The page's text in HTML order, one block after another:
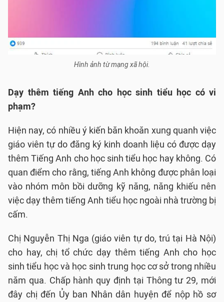
Hình ảnh từ mạng xã hội.
Dạy thêm tiếng Anh cho học sinh tiểu học có vi
phạm?
Hiện nay, có nhiều ý kiến băn khoăn xung quanh việc
giáo viên tự do đăng ký kinh doanh liệu có được dạy
thêm Tiếng Anh cho học sinh tiểu học hay không. Có
quan điểm cho rằng, tiếng Anh không được phân loại
vào nhóm môn bồi dưỡng kỹ năng, năng khiếu nên
việc dạy thêm tiếng Anh tiểu học ngoài nhà trường bị
cấm.
Chị Nguyễn Thị Nga (giáo viên tự do, trú tại Hà Nội)
cho hay, chị tổ chức dạy thêm tiếng Anh cho học
sinh tiểu học và học sinh trung học cơ sở trong nhiều
năm qua. Chấp hành quy định tại Thông tư 29, mới
đây chị đến Ủy ban Nhân dân huyện để nộp hồ sơ